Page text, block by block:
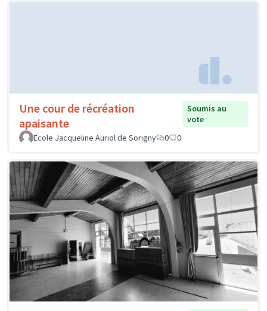
Une cour de récréation
apaisante
Soumis au
vote
Ecole Jacqueline Auriol de Sorigny
0 0